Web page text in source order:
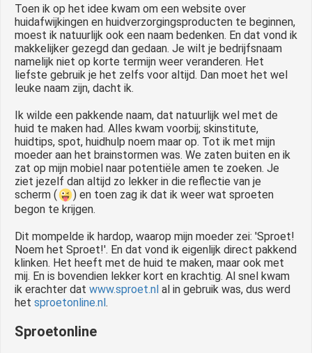
Toen ik op het idee kwam om een website over
huidafwijkingen en huidverzorgingsproducten te beginnen,
moest ik natuurlijk ook een naam bedenken. En dat vond ik
makkelijker gezegd dan gedaan. Je wilt je bedrijfsnaam
namelijk niet op korte termijn weer veranderen. Het
liefste gebruik je het zelfs voor altijd. Dan moet het wel
leuke naam zijn, dacht ik.
Ik wilde een pakkende naam, dat natuurlijk wel met de
huid te maken had. Alles kwam voorbij; skinstitute,
huidtips, spot, huidhulp noem maar op. Tot ik met mijn
moeder aan het brainstormen was. We zaten buiten en ik
zat op mijn mobiel naar potentiële amen te zoeken. Je
ziet jezelf dan altijd zo lekker in die reflectie van je
scherm (
) en toen zag ik dat ik weer wat sproeten
begon te krijgen.
Dit mompelde ik hardop, waarop mijn moeder zei: 'Sproet!
Noem het Sproet!'. En dat vond ik eigenlijk direct pakkend
klinken. Het heeft met de huid te maken, maar ook met
mij. En is bovendien lekker kort en krachtig. Al snel kwam
ik erachter dat www.sproet.nl al in gebruik was, dus werd
het sproetonline.nl .
Sproetonline